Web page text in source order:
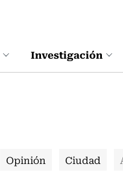
Investigación
Opinión Ciudad